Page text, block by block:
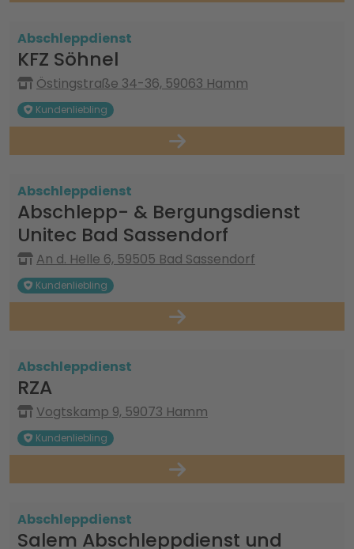
Abschleppdienst
KFZ Söhnel
Östingstraße 34-36, 59063 Hamm
Kundenliebling
Abschleppdienst
Abschlepp- & Bergungsdienst
Unitec Bad Sassendorf
An d. Helle 6, 59505 Bad Sassendorf
Kundenliebling
Abschleppdienst
RZA
Vogtskamp 9, 59073 Hamm
Kundenliebling
Abschleppdienst
Salem Abschleppdienst und